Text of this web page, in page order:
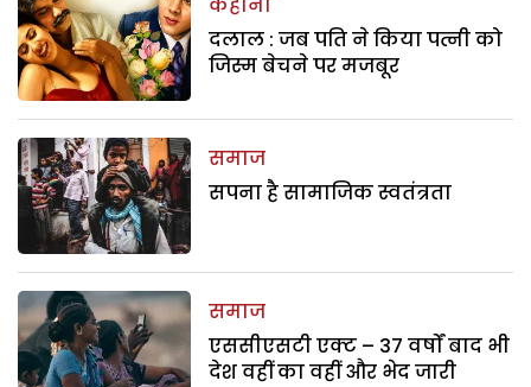
कहानी
दलाल : जब पति ने किया पत्नी को
जिस्म बेचने पर मजबूर
समाज
सपना है सामाजिक स्वतंत्रता
समाज
एससीएसटी एक्ट – 37 वर्षों बाद भी
देश वहीं का वहीं और भेद जारी